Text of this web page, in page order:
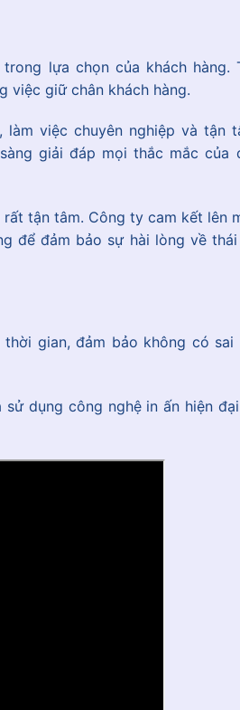
lựa chọn của khách hàng.
việc giữ chân khách hàng.
việc chuyên nghiệp và tận
giải đáp mọi thắc mắc của
tận tâm. Công ty cam kết lên
để đảm bảo sự hài lòng về
gian, đảm bảo không có sai
dụng công nghệ in ấn hiện